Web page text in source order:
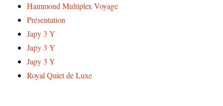
Hammond Multiplex Voyage
Présentation
Japy 3 Y
Japy 3 Y
Japy 3 Y
Royal Quiet de Luxe